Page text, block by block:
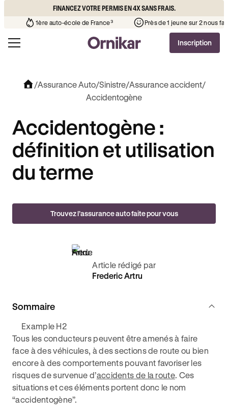
FINANCEZ VOTRE PERMIS EN 4X SANS FRAIS.
que l’auto-école de votre quartier¹ 1ère auto-école de France³
Inscription
/Assurance Auto/Sinistre/Assurance accident/
Accidentogène
Accidentogène :
définition et utilisation
du terme
Trouvez l’assurance auto faite pour vous
Article rédigé par
Frederic Artru
Sommaire
Example H2
Tous les conducteurs peuvent être amenés à faire
face à des véhicules, à des sections de route ou bien
encore à des comportements pouvant favoriser les
risques de survenue d’accidents de la route. Ces
situations et ces éléments portent donc le nom
“accidentogène”.